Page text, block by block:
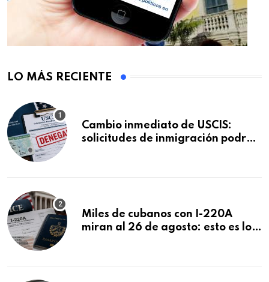
LO MÁS RECIENTE
Cambio inmediato de USCIS:
solicitudes de inmigración podrán
Miles de cubanos con I-220A
miran al 26 de agosto: esto es lo